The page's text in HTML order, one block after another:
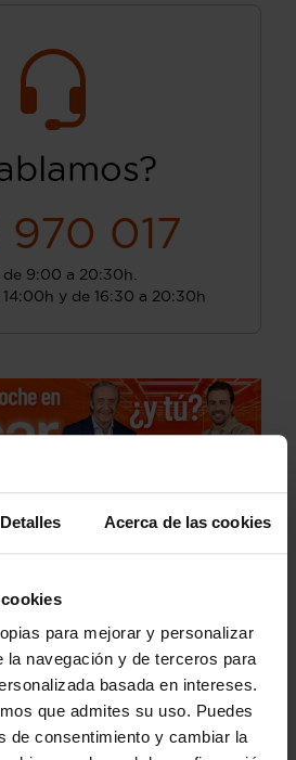
Detalles Acerca de las cookies
para mejorar y personalizar
la navegación y de terceros para
basada en intereses.
que admites su uso. Puedes
de consentimiento y cambiar la
970 017
de 9:00 a 20:30h.
y de 16:30 a 20:30h